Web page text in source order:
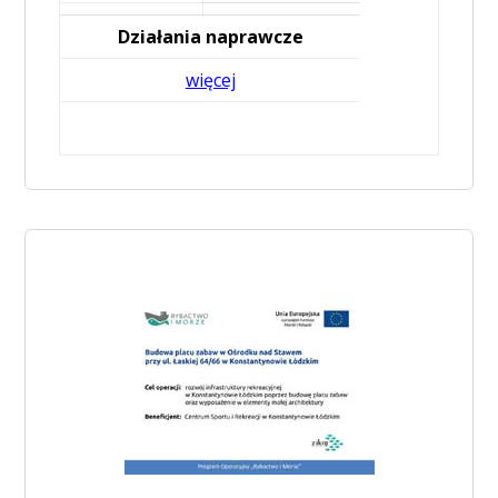
Działania naprawcze
więcej